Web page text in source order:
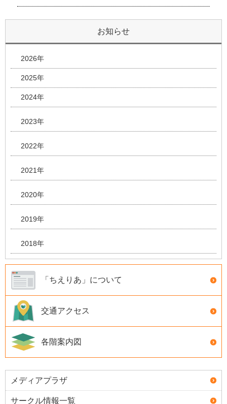
お知らせ
2026年
2025年
2024年
2023年
2022年
2021年
2020年
2019年
2018年
「ちえりあ」について
交通アクセス
各階案内図
メディアプラザ
サークル情報一覧